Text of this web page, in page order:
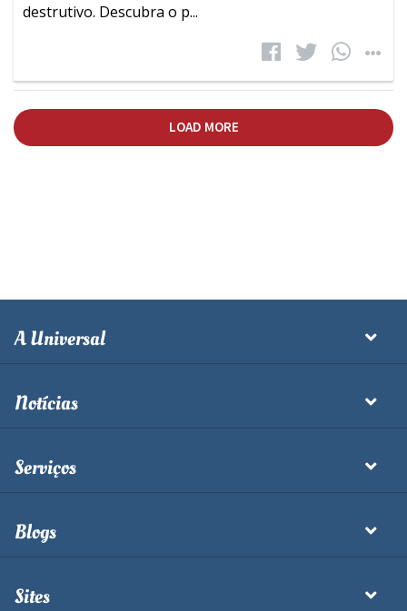
destrutivo. Descubra o p...
LOAD MORE
A Universal
Notícias
Serviços
Blogs
Sites